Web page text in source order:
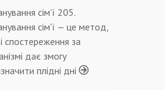
сім'ї 205.
сім'ї — це метод,
спостереження за
дає змогу
плідні дні